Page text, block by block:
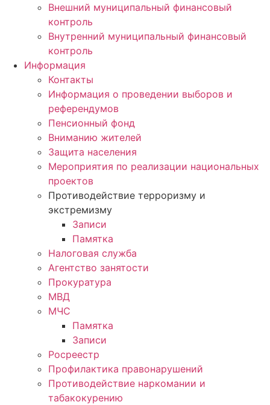
Внешний муниципальный финансовый
контроль
Внутренний муниципальный финансовый
контроль
Информация
Контакты
Информация о проведении выборов и
референдумов
Пенсионный фонд
Вниманию жителей
Защита населения
Мероприятия по реализации национальных
проектов
Противодействие терроризму и
экстремизму
Записи
Памятка
Налоговая служба
Агентство занятости
Прокуратура
МВД
МЧС
Памятка
Записи
Росреестр
Профилактика правонарушений
Противодействие наркомании и
табакокурению